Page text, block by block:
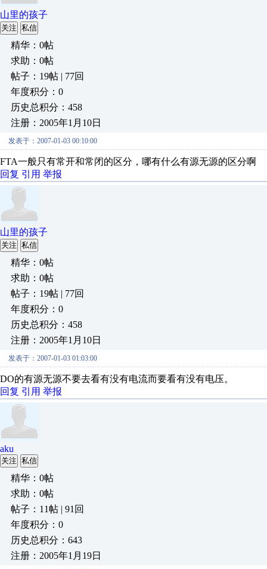
山里的孩子
关注 私信
精华：0帖
求助：0帖
帖子：19帖 | 77回
年度积分：0
历史总积分：458
注册：2005年1月10日
发表于：2007-01-03 00:10:00
FTA一般只有常开和常闭的区分，哪有什么有源无源的区分啊
回复 引用 举报
山里的孩子
关注 私信
精华：0帖
求助：0帖
帖子：19帖 | 77回
年度积分：0
历史总积分：458
注册：2005年1月10日
发表于：2007-01-03 01:03:00
DO的有源无源不要去看有没有电流而要看有没有电压。
回复 引用 举报
aku
关注 私信
精华：0帖
求助：0帖
帖子：11帖 | 91回
年度积分：0
历史总积分：643
注册：2005年1月19日